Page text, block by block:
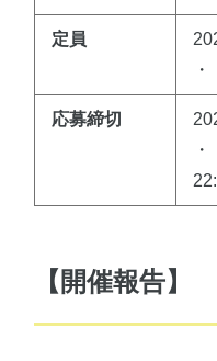
定員
応募締切
【開催報告】